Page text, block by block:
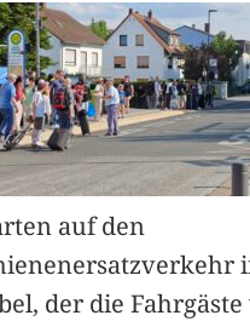
auf den
der die